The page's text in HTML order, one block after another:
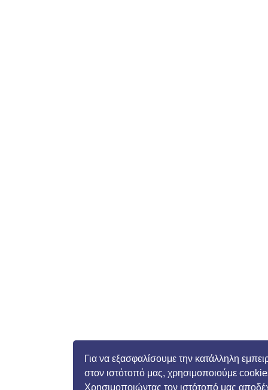
Για να εξασφαλίσουμε την κατάλληλη
στον ιστότοπό μας, χρησιμοποιούμε
Χρησιμοποιώντας τον ιστότοπό μας